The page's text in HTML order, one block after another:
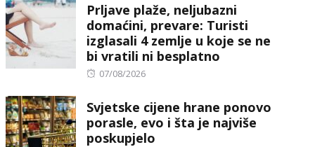
Prljave plaže, neljubazni
domaćini, prevare: Turisti
izglasali 4 zemlje u koje se ne
bi vratili ni besplatno
Posted
07/08/2026
Svjetske cijene hrane ponovo
porasle, evo i šta je najviše
poskupjelo